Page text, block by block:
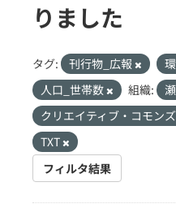
りました
タグ: 刊行物_広報
人口_世帯数
組織:
クリエイティブ・コモン
TXT
フィルタ結果